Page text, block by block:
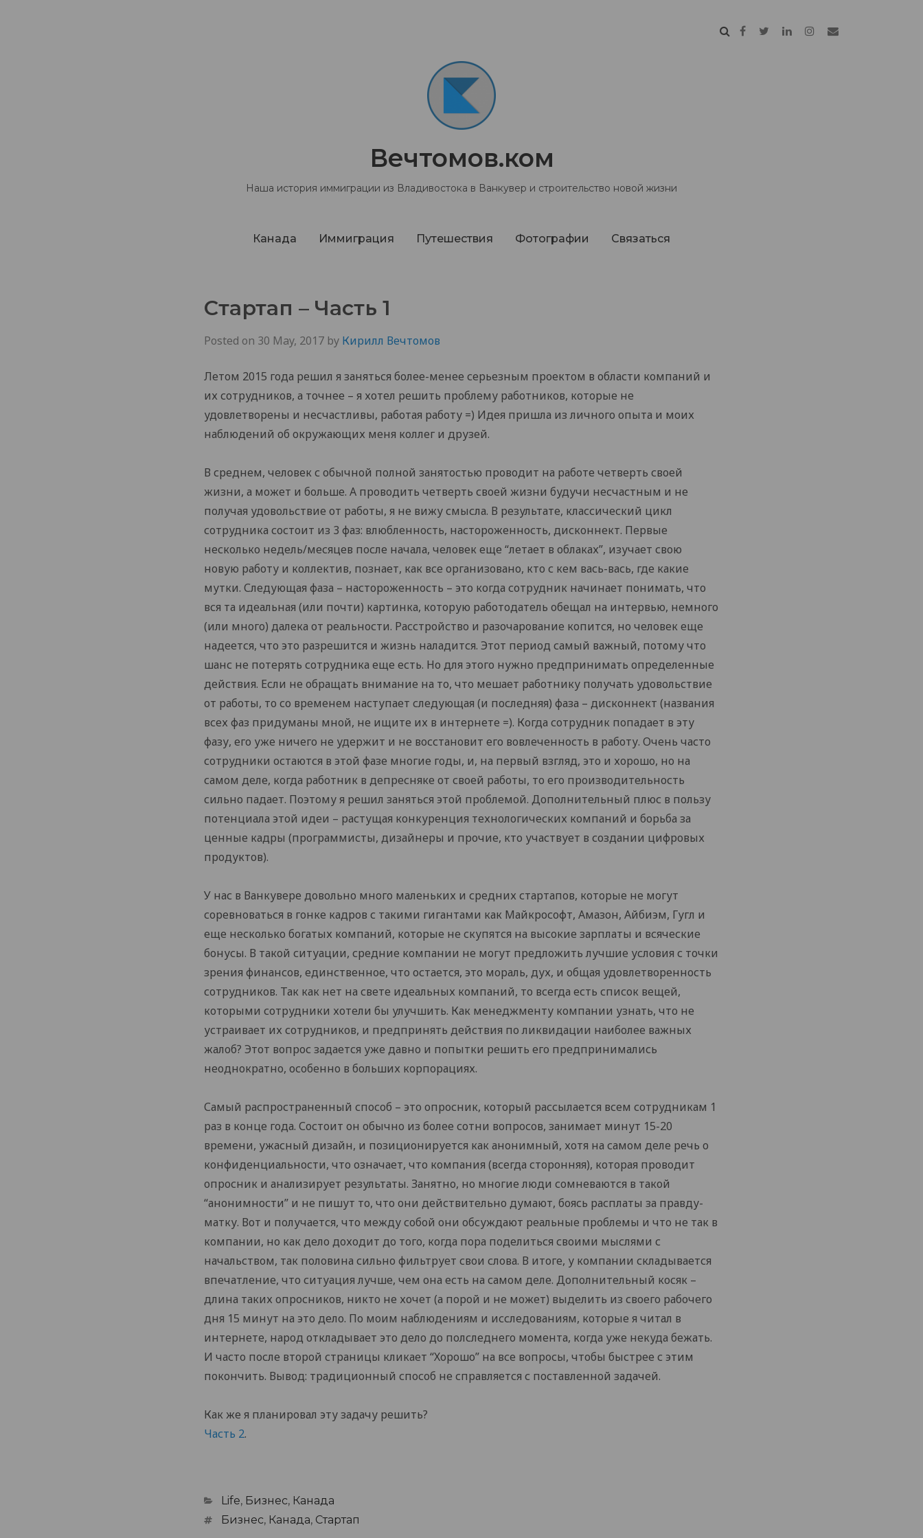
Вечтомов.ком
Наша история иммиграции из Владивостока в Ванкувер и строительство новой жизни
Канада Иммиграция Путешествия Фотографии Связаться
Стартап – Часть 1
Posted on 30 May, 2017 by Кирилл Вечтомов
Летом 2015 года решил я заняться более-менее серьезным проектом в области компаний и
их сотрудников, а точнее – я хотел решить проблему работников, которые не
удовлетворены и несчастливы, работая работу =) Идея пришла из личного опыта и моих
наблюдений об окружающих меня коллег и друзей.
В среднем, человек с обычной полной занятостью проводит на работе четверть своей
жизни, а может и больше. А проводить четверть своей жизни будучи несчастным и не
получая удовольствие от работы, я не вижу смысла. В результате, классический цикл
сотрудника состоит из 3 фаз: влюбленность, настороженность, дисконнект. Первые
несколько недель/месяцев после начала, человек еще “летает в облаках”, изучает свою
новую работу и коллектив, познает, как все организовано, кто с кем вась-вась, где какие
мутки. Следующая фаза – настороженность – это когда сотрудник начинает понимать, что
вся та идеальная (или почти) картинка, которую работодатель обещал на интервью, немного
(или много) далека от реальности. Расстройство и разочарование копится, но человек еще
надеется, что это разрешится и жизнь наладится. Этот период самый важный, потому что
шанс не потерять сотрудника еще есть. Но для этого нужно предпринимать определенные
действия. Если не обращать внимание на то, что мешает работнику получать удовольствие
от работы, то со временем наступает следующая (и последняя) фаза – дисконнект (названия
всех фаз придуманы мной, не ищите их в интернете =). Когда сотрудник попадает в эту
фазу, его уже ничего не удержит и не восстановит его вовлеченность в работу. Очень часто
сотрудники остаются в этой фазе многие годы, и, на первый взгляд, это и хорошо, но на
самом деле, когда работник в депресняке от своей работы, то его производительность
сильно падает. Поэтому я решил заняться этой проблемой. Дополнительный плюс в пользу
потенциала этой идеи – растущая конкуренция технологических компаний и борьба за
ценные кадры (программисты, дизайнеры и прочие, кто участвует в создании цифровых
продуктов).
У нас в Ванкувере довольно много маленьких и средних стартапов, которые не могут
соревноваться в гонке кадров с такими гигантами как Майкрософт, Амазон, Айбиэм, Гугл и
еще несколько богатых компаний, которые не скупятся на высокие зарплаты и всяческие
бонусы. В такой ситуации, средние компании не могут предложить лучшие условия с точки
зрения финансов, единственное, что остается, это мораль, дух, и общая удовлетворенность
сотрудников. Так как нет на свете идеальных компаний, то всегда есть список вещей,
которыми сотрудники хотели бы улучшить. Как менеджменту компании узнать, что не
устраивает их сотрудников, и предпринять действия по ликвидации наиболее важных
жалоб? Этот вопрос задается уже давно и попытки решить его предпринимались
неоднократно, особенно в больших корпорациях.
Самый распространенный способ – это опросник, который рассылается всем сотрудникам 1
раз в конце года. Состоит он обычно из более сотни вопросов, занимает минут 15-20
времени, ужасный дизайн, и позиционируется как анонимный, хотя на самом деле речь о
конфиденциальности, что означает, что компания (всегда сторонняя), которая проводит
опросник и анализирует результаты. Занятно, но многие люди сомневаются в такой
“анонимности” и не пишут то, что они действительно думают, боясь расплаты за правду-
матку. Вот и получается, что между собой они обсуждают реальные проблемы и что не так в
компании, но как дело доходит до того, когда пора поделиться своими мыслями с
начальством, так половина сильно фильтрует свои слова. В итоге, у компании складывается
впечатление, что ситуация лучше, чем она есть на самом деле. Дополнительный косяк –
длина таких опросников, никто не хочет (а порой и не может) выделить из своего рабочего
дня 15 минут на это дело. По моим наблюдениям и исследованиям, которые я читал в
интернете, народ откладывает это дело до полследнего момента, когда уже некуда бежать.
И часто после второй страницы кликает “Хорошо” на все вопросы, чтобы быстрее с этим
покончить. Вывод: традиционный способ не справляется с поставленной задачей.
Как же я планировал эту задачу решить?
Часть 2.
Categories
Life, Бизнес, Канада
TagsБизнес, Канада, Стартап